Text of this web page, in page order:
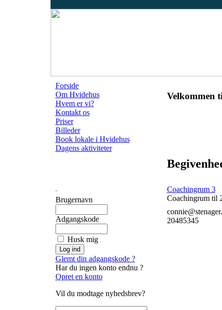
Forside
Om Hvidehus
Hvem er vi?
Kontakt os
Priser
Billeder
Book lokale i Hvidehus
Dagens aktiviteter
Brugernavn
Adgangskode
Husk mig
Glemt din adgangskode ?
Har du ingen konto endnu ?
Opret en konto
Vil du modtage nyhedsbrev?
Velkommen
Coachingrum 3
Coachingrum til
20485345